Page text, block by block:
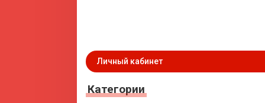
Личный кабинет
Категории